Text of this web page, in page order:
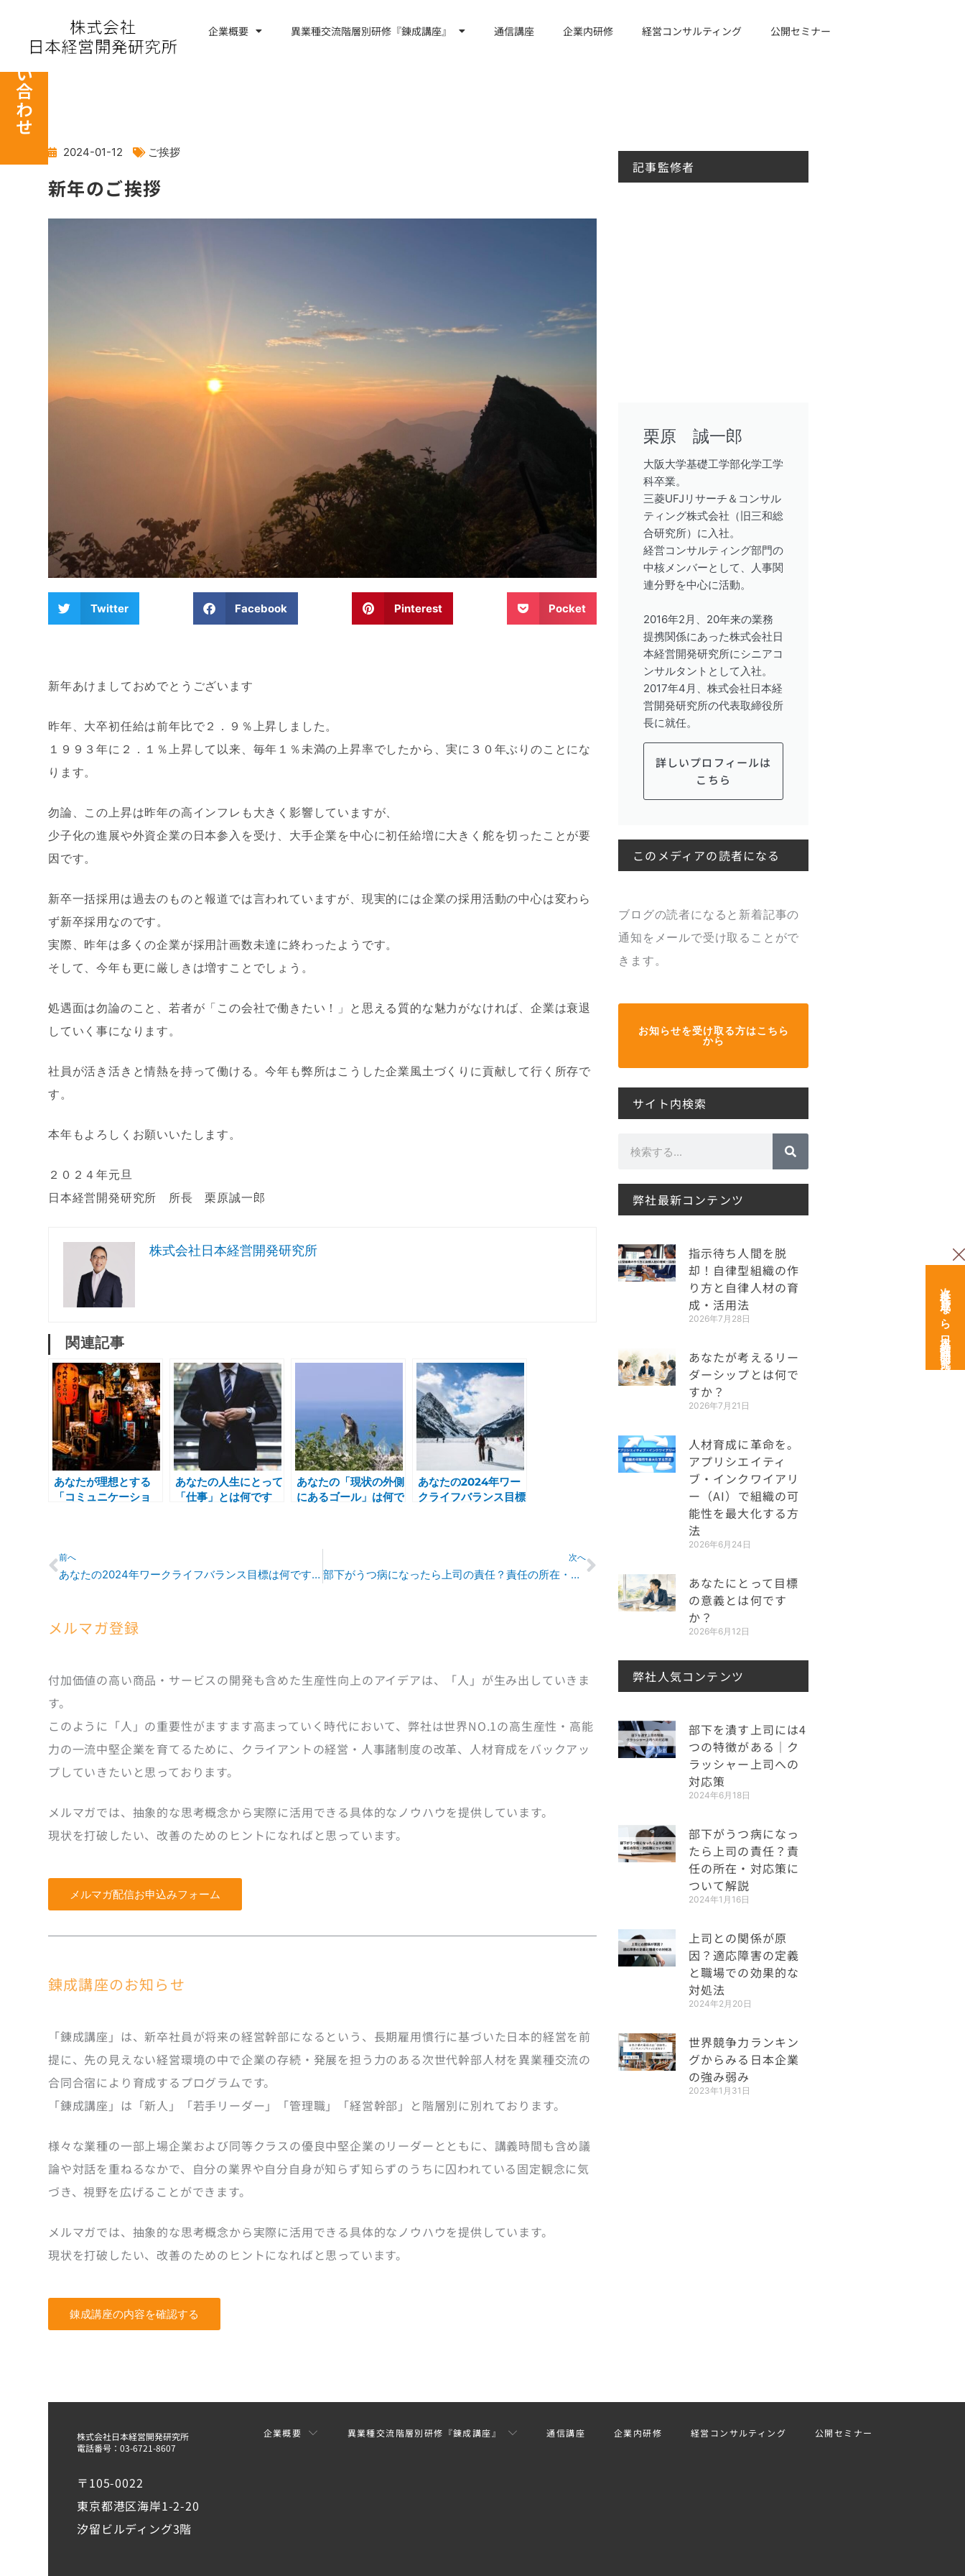
キ
企業概要 異業種交流階層別研修『錬成講座』 通信講座 企業内研修 経営コンサルティング 公開セミナー
お問い合わせ
2024-01-12 ご挨拶
新年のご挨拶
Twitter Facebook Pinterest Pocket
新年あけましておめでとうございます
昨年、大卒初任給は前年比で２．９％上昇しました。
１９９３年に２．１％上昇して以来、毎年１％未満の上昇率でしたから、実に３０年ぶりのことにな
ります。
勿論、この上昇は昨年の高インフレも大きく影響していますが、
少子化の進展や外資企業の日本参入を受け、大手企業を中心に初任給増に大きく舵を切ったことが要
因です。
新卒一括採用は過去のものと報道では言われていますが、現実的には企業の採用活動の中心は変わら
ず新卒採用なのです。
実際、昨年は多くの企業が採用計画数未達に終わったようです。
そして、今年も更に厳しきは増すことでしょう。
処遇面は勿論のこと、若者が「この会社で働きたい！」と思える質的な魅力がなければ、企業は衰退
していく事になります。
社員が活き活きと情熱を持って働ける。今年も弊所はこうした企業風土づくりに貢献して行く所存で
す。
本年もよろしくお願いいたします。
２０２４年元旦
日本経営開発研究所 所長 栗原誠一郎
株式会社日本経営開発研究所
関連記事
あなたが理想とする
「コミュニケーショ
あなたの人生にとって
「仕事」とは何です
あなたの「現状の外側
にあるゴール」は何で
あなたの2024年ワー
クライフバランス目標
Prev
前へ
あなたの2024年ワークライフバランス目標は何ですか？
次へ
部下がうつ病になったら上司の責任？責任の所在・対応策について解説
メルマガ登録
付加価値の高い商品・サービスの開発も含めた生産性向上のアイデアは、「人」が生み出していきま
す。
このように「人」の重要性がますます高まっていく時代において、弊社は世界NO.1の高生産性・高能
力の一流中堅企業を育てるために、クライアントの経営・人事諸制度の改革、人材育成をバックアッ
プしていきたいと思っております。
メルマガでは、抽象的な思考概念から実際に活用できる具体的なノウハウを提供しています。
現状を打破したい、改善のためのヒントになればと思っています。
メルマガ配信お申込みフォーム
錬成講座のお知らせ
「錬成講座」は、新卒社員が将来の経営幹部になるという、長期雇用慣行に基づいた日本的経営を前
提に、先の見えない経営環境の中で企業の存続・発展を担う力のある次世代幹部人材を異業種交流の
合同合宿により育成するプログラムです。
「錬成講座」は「新人」「若手リーダー」「管理職」「経営幹部」と階層別に別れております。
様々な業種の一部上場企業および同等クラスの優良中堅企業のリーダーとともに、講義時間も含め議
論や対話を重ねるなかで、自分の業界や自分自身が知らず知らずのうちに囚われている固定観念に気
づき、視野を広げることができます。
メルマガでは、抽象的な思考概念から実際に活用できる具体的なノウハウを提供しています。
現状を打破したい、改善のためのヒントになればと思っています。
錬成講座の内容を確認する
記事監修者
栗原 誠一郎
大阪大学基礎工学部化学工学
科卒業。
三菱UFJリサーチ＆コンサル
ティング株式会社（旧三和総
合研究所）に入社。
経営コンサルティング部門の
中核メンバーとして、人事関
連分野を中心に活動。
2016年2月、20年来の業務
提携関係にあった株式会社日
本経営開発研究所にシニアコ
ンサルタントとして入社。
2017年4月、株式会社日本経
営開発研究所の代表取締役所
長に就任。
詳しいプロフィールは
こちら
このメディアの読者になる
ブログの読者になると新着記事の
通知をメールで受け取ることがで
きます。
お知らせを受け取る方はこちら
から
サイト内検索
弊社最新コンテンツ
指示待ち人間を脱
却！自律型組織の作
り方と自律人材の育
成・活用法
2026年7月28日
あなたが考えるリー
ダーシップとは何で
すか？
2026年7月21日
人材育成に革命を。
アプリシエイティ
ブ・インクワイアリ
ー（AI）で組織の可
能性を最大化する方
法
2026年6月24日
あなたにとって目標
の意義とは何です
か？
2026年6月12日
弊社人気コンテンツ
部下を潰す上司には4
つの特徴がある｜ク
ラッシャー上司への
対応策
2024年6月18日
部下がうつ病になっ
たら上司の責任？責
任の所在・対応策に
ついて解説
2024年1月16日
上司との関係が原
因？適応障害の定義
と職場での効果的な
対処法
2024年2月20日
世界競争力ランキン
グからみる日本企業
の強み弱み
2023年1月31日
株式会社日本経営開発研究所
電話番号：03-6721-8607
〒105-0022
東京都港区海岸1-2-20
汐留ビルディング3階
企業概要 異業種交流階層別研修『錬成講座』 通信講座 企業内研修 経営コンサルティング 公開セミナー
次世代育成なら日本経営開発研究所